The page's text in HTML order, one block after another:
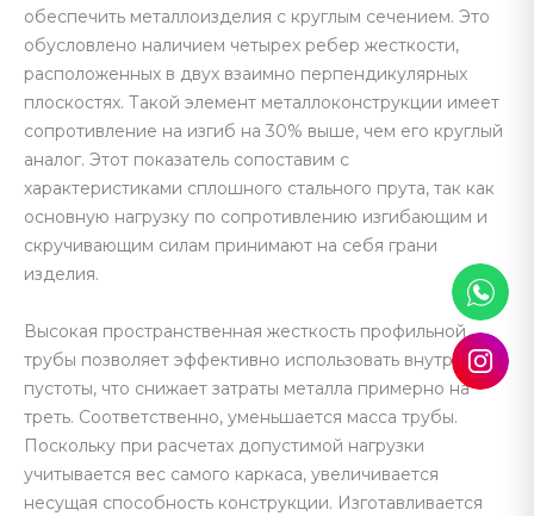
обеспечить металлоизделия с круглым сечением. Это
обусловлено наличием четырех ребер жесткости,
расположенных в двух взаимно перпендикулярных
плоскостях. Такой элемент металлоконструкции имеет
сопротивление на изгиб на 30% выше, чем его круглый
аналог. Этот показатель сопоставим с
характеристиками сплошного стального прута, так как
основную нагрузку по сопротивлению изгибающим и
скручивающим силам принимают на себя грани
изделия.
Высокая пространственная жесткость профильной
трубы позволяет эффективно использовать внутренние
пустоты, что снижает затраты металла примерно на
треть. Соответственно, уменьшается масса трубы.
Поскольку при расчетах допустимой нагрузки
учитывается вес самого каркаса, увеличивается
несущая способность конструкции. Изготавливается